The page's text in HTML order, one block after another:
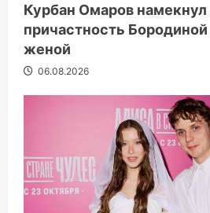
Курбан Омаров намекнул
причастность
женой
06.08.2026